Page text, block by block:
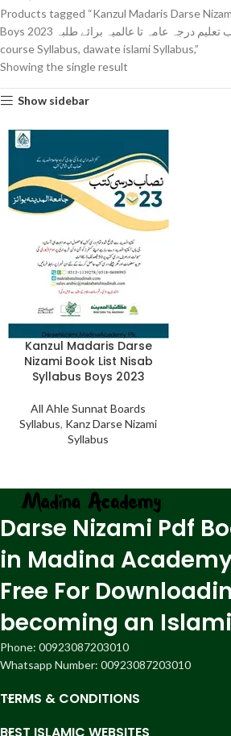
Products tagged “Kanzul Madaris Darse
Boys 2023 نصاب تعلیم درجہ عامہ تا عالمیہ برائے طلبہ, alim Course, Alim
course Syllabus, dawate islami Syllabus,”
Showing the single result
Show sidebar
Kanzul Madaris Darse
Nizami Book List Nisab
Syllabus Boys 2023
All Ahle Sunnat Boards
Syllabus, Kanz Darse Nizami
Syllabus
Darse Nizami Pdf
in Madina
Free For
becoming an
Phone: 00923087203010
Whatsapp Number: 00923087203010
TERMS & CONDITIONS
BEST ISLAMIC WEBSITES